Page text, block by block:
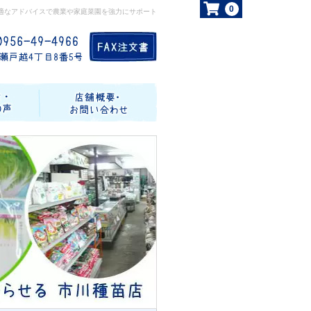
アドバイスで農業や家庭菜園を強力にサポート 0